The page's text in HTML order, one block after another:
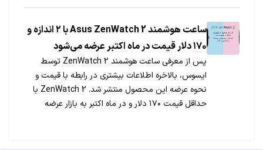
ساعت هوشمند Asus ZenWatch 2 با ۲ اندازه و
۱۷۰ دلار قیمت در ماه اکتبر عرضه می‌شود
پس از معرفی ساعت هوشمند ZenWatch 2 توسط
ایسوس، بالاخره اطلاعات بیشتری در رابطه با قیمت و
نحوه عرضه این محصول منتشر شد. ZenWatch 2 با
حداقل قیمت ۱۷۰ دلار و در ماه اکتبر به بازار عرضه